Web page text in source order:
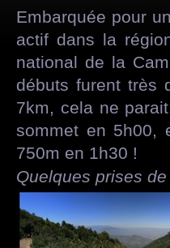
Embarquée pour
actif dans la
national de la
débuts furent très
7km, cela ne
sommet en 5h00,
750m en 1h30 !
Quelques prises